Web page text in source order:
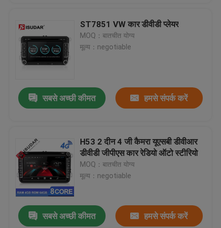
ST7851 VW कार डीवीडी प्लेयर
MOQ：बातचीत योग्य
मूल्य：negotiable
सबसे अच्छी कीमत हमसे संपर्क करें
H53 2 दीन 4 जी कैमरा यूएसबी डीवीआर
डीवीडी जीपीएस कार रेडियो ऑटो स्टीरियो
MOQ：बातचीत योग्य
मूल्य：negotiable
सबसे अच्छी कीमत हमसे संपर्क करें